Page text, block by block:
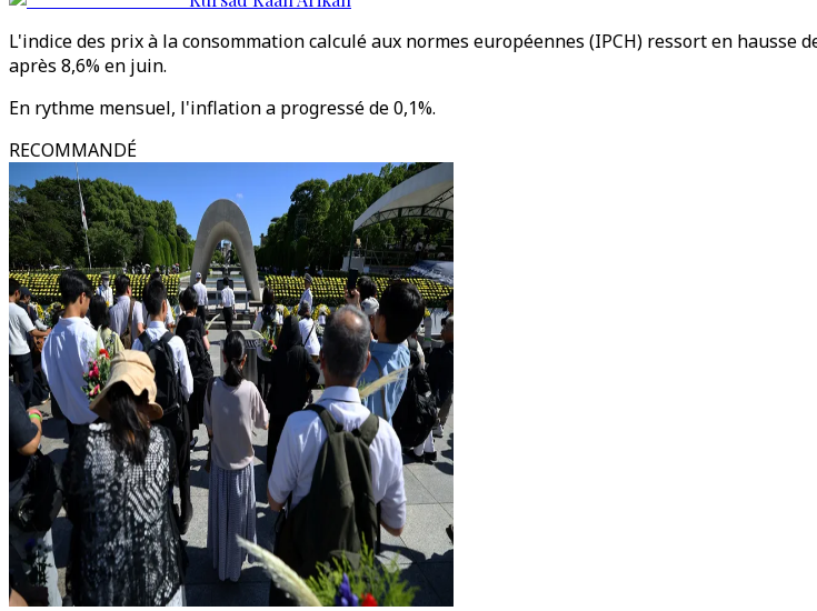
L'indice des prix à la consommation calculé aux normes européennes (IPCH) ressort en
après 8,6% en juin.
En rythme mensuel, l'inflation a progressé de 0,1%.
RECOMMANDÉ